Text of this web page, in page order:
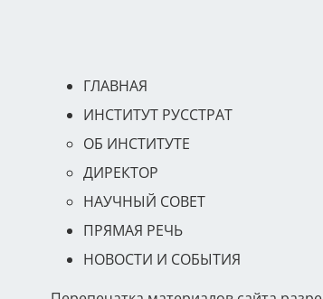
ГЛАВНАЯ
ИНСТИТУТ РУССТРАТ
ОБ ИНСТИТУТЕ
ДИРЕКТОР
НАУЧНЫЙ СОВЕТ
ПРЯМАЯ РЕЧЬ
НОВОСТИ И СОБЫТИЯ